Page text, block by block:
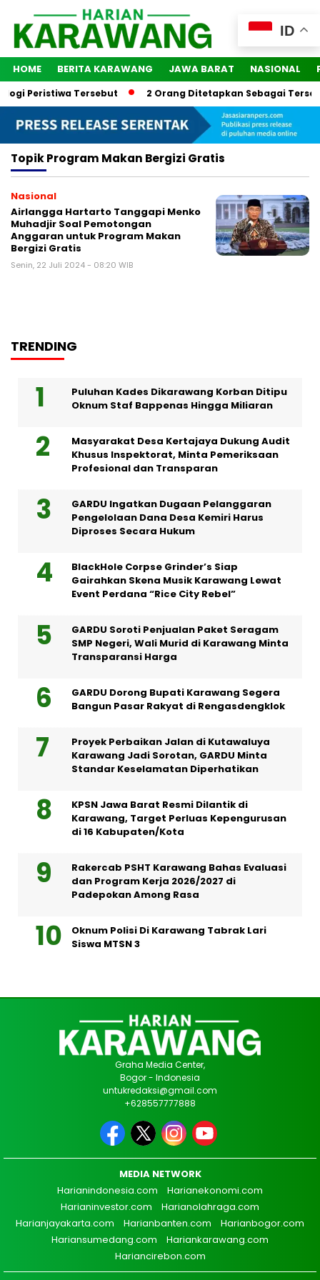
HOME BERITA KARAWANG JAWA BARAT NASIONAL
Peristiwa Tersebut 2 Orang Ditetapkan Sebagai
TopikProgram Makan Bergizi Gratis
Nasional
Airlangga Hartarto Tanggapi Menko
Muhadjir Soal Pemotongan
Anggaran untuk Program Makan
Bergizi Gratis
Senin, 22 Juli 2024 - 08:20 WIB
TRENDING
Puluhan Kades Dikarawang Korban Ditipu
Oknum Staf Bappenas Hingga Miliaran
Masyarakat Desa Kertajaya Dukung Audit
Khusus Inspektorat, Minta Pemeriksaan
Profesional dan Transparan
GARDU Ingatkan Dugaan Pelanggaran
Pengelolaan Dana Desa Kemiri Harus
Diproses Secara Hukum
BlackHole Corpse Grinder’s Siap
Gairahkan Skena Musik Karawang Lewat
Event Perdana “Rice City Rebel”
GARDU Soroti Penjualan Paket Seragam
SMP Negeri, Wali Murid di Karawang Minta
Transparansi Harga
GARDU Dorong Bupati Karawang Segera
Bangun Pasar Rakyat di Rengasdengklok
Proyek Perbaikan Jalan di Kutawaluya
Karawang Jadi Sorotan, GARDU Minta
Standar Keselamatan Diperhatikan
KPSN Jawa Barat Resmi Dilantik di
Karawang, Target Perluas Kepengurusan
di 16 Kabupaten/Kota
Rakercab PSHT Karawang Bahas Evaluasi
dan Program Kerja 2026/2027 di
Padepokan Among Rasa
Oknum Polisi Di Karawang Tabrak Lari
Siswa MTSN 3
ID
Graha Media Center,
Bogor - Indonesia
untukredaksi@gmail.com
+628557777888
MEDIA NETWORK
Harianindonesia.com
Harianekonomi.com
Harianinvestor.com
Harianolahraga.com
Harianjayakarta.com
Harianbanten.com
Harianbogor.com
Hariansumedang.com
Hariankarawang.com
Hariancirebon.com